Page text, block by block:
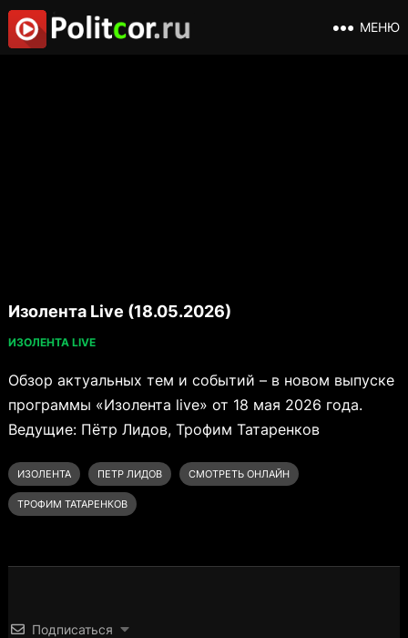
МЕНЮ
Изолента Live (18.05.2026)
ИЗОЛЕНТА LIVE
Обзор актуальных тем и событий – в новом выпуске
программы «Изолента live» от 18 мая 2026 года.
Ведущие: Пётр Лидов, Трофим Татаренков
ИЗОЛЕНТА ПЕТР ЛИДОВ СМОТРЕТЬ ОНЛАЙН
ТРОФИМ ТАТАРЕНКОВ
Подписаться